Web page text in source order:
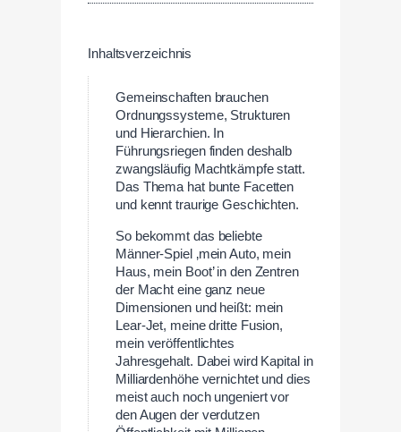
Inhaltsverzeichnis
Gemeinschaften brauchen
Ordnungssysteme, Strukturen
und Hierarchien. In
Führungsriegen finden deshalb
zwangsläufig Machtkämpfe statt.
Das Thema hat bunte Facetten
und kennt traurige Geschichten.
So bekommt das beliebte
Männer-Spiel ‚mein Auto, mein
Haus, mein Boot’ in den Zentren
der Macht eine ganz neue
Dimensionen und heißt: mein
Lear-Jet, meine dritte Fusion,
mein veröffentlichtes
Jahresgehalt. Dabei wird Kapital in
Milliardenhöhe vernichtet und dies
meist auch noch ungeniert vor
den Augen der verdutzen